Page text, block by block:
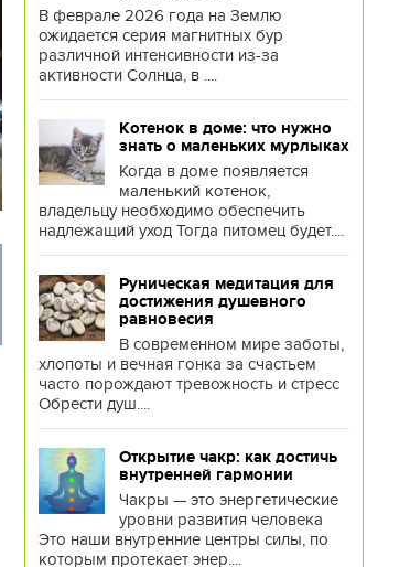
В феврале 2026 года на Землю
ожидается серия магнитных бур
различной интенсивности из-за
активности Солнца, в ....
Котенок в доме: что нужно
знать о маленьких мурлыках
Когда в доме появляется
маленький котенок,
владельцу необходимо обеспечить
надлежащий уход Тогда питомец будет....
Руническая медитация для
достижения душевного
равновесия
В современном мире заботы,
хлопоты и вечная гонка за счастьем
часто порождают тревожность и стресс
Обрести душ....
Открытие чакр: как достичь
внутренней гармонии
Чакры — это энергетические
уровни развития человека
Это наши внутренние центры силы, по
которым протекает энер....